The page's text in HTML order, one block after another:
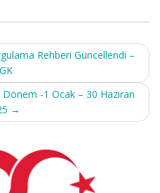
Rehberi Güncellendi –
Dönem -1 Ocak – 30 Haziran
→